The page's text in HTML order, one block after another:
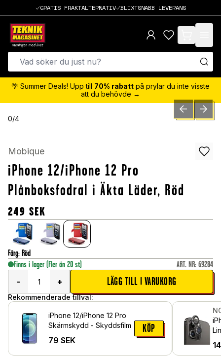
GRATIS FRAKTALTERNATIV BLIXTSNABB LEVERANS
items in cart,
🌴 Summer Deals! Upp till 70% rabatt på prylar du inte visste
att du behövde →
0/4 PREVIOUSNEXT
Mobique
iPhone 12/iPhone 12 Pro
Plånboksfodral i Äkta Läder, Röd
249 SEK
Färg: Röd
Finns i lager (Fler än 20 st) ART. NR: 69284
-
+ LÄGG TILL I VARUKORG
Rekommenderade tillval:
iPhone 12/iPhone 12 Pro
Skärmskydd - Skyddsfilm
79 SEK
KÖP